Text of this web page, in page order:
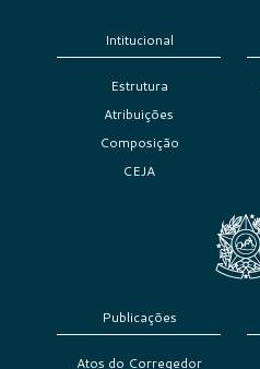
Intitucional
Estrutura
Atribuições
Composição
CEJA
Publicações
Atos do Corregedor